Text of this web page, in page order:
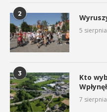
2
5
3
Kto
7